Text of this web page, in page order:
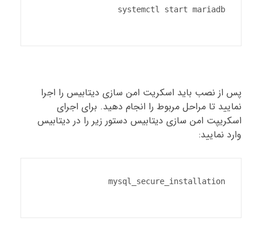
پس از نصب باید اسکریت امن سازی دیتابیس را اجرا
نمایید تا مراحل مربوط را انجام دهید. برای اجرای
اسکریپت امن سازی دیتابیس دستور زیر را در دیتابیس
وارد نمایید: